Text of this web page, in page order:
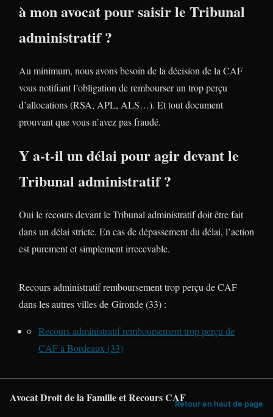
à mon avocat pour saisir le Tribunal
administratif ?
Au minimum, nous avons besoin de la décision de la CAF
vous notifiant l’obligation de rembourser un trop perçu
d’allocations (RSA, APL, ALS…). Et tout document
prouvant que vous n’avez pas fraudé.
Y a-t-il un délai pour agir devant le
Tribunal administratif ?
Oui le recours devant le Tribunal administratif doit être fait
dans un délai stricte. En cas de dépassement du délai, l’action
est purement et simplement irrecevable.
Recours administratif remboursement trop perçu de CAF
dans les autres villes de Gironde (33) :
Recours administratif remboursement trop perçu de
CAF à Bordeaux (33)
Avocat Droit de la Famille et Recours CAFRetour en haut de page